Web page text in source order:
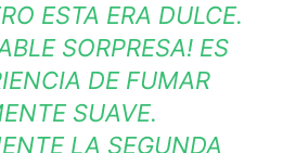
ESTA ERA DULCE.
SORPRESA! ES
DE FUMAR
SUAVE.
LA SEGUNDA